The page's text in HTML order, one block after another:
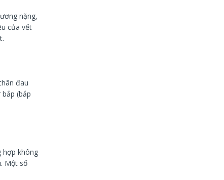
nặng,
của vết
đau
(bắp
hợp không
Một số